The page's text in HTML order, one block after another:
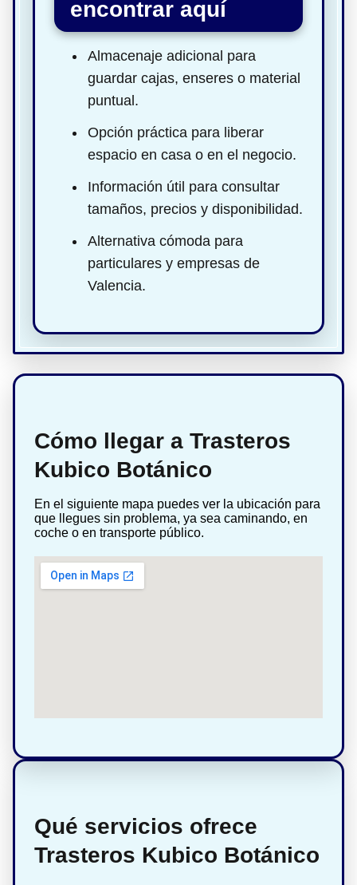
encontrar aquí
Almacenaje adicional para
guardar cajas, enseres o material
puntual.
Opción práctica para liberar
espacio en casa o en el negocio.
Información útil para consultar
tamaños, precios y disponibilidad.
Alternativa cómoda para
particulares y empresas de
Valencia.
Cómo llegar a Trasteros
Kubico Botánico
En el siguiente mapa puedes ver la ubicación para
que llegues sin problema, ya sea caminando, en
coche o en transporte público.
Qué servicios ofrece
Trasteros Kubico Botánico